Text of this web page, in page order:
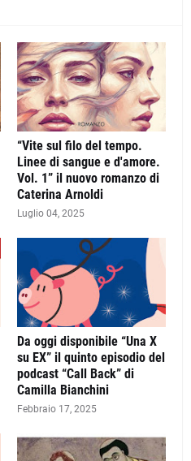
“Vite sul filo del tempo.
Linee di sangue e d'amore.
Vol. 1” il nuovo romanzo di
Caterina Arnoldi
Luglio 04, 2025
Da oggi disponibile “Una X
su EX” il quinto episodio del
podcast “Call Back” di
Camilla Bianchini
Febbraio 17, 2025